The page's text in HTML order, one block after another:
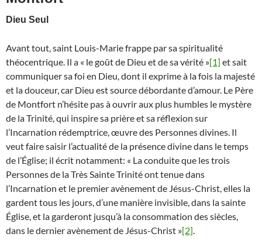
Dieu Seul
Avant tout, saint Louis-Marie frappe par sa spiritualité
théocentrique. Il a « le goût de Dieu et de sa vérité »[1] et sait
communiquer sa foi en Dieu, dont il exprime à la fois la majesté
et la douceur, car Dieu est source débordante d’amour. Le Père
de Montfort n’hésite pas à ouvrir aux plus humbles le mystère
de la Trinité, qui inspire sa prière et sa réflexion sur
l’Incarnation rédemptrice, œuvre des Personnes divines. Il
veut faire saisir l’actualité de la présence divine dans le temps
de l’Église; il écrit notamment: « La conduite que les trois
Personnes de la Très Sainte Trinité ont tenue dans
l’Incarnation et le premier avènement de Jésus-Christ, elles la
gardent tous les jours, d’une manière invisible, dans la sainte
Église, et la garderont jusqu’à la consommation des siècles,
dans le dernier avènement de Jésus-Christ »[2].